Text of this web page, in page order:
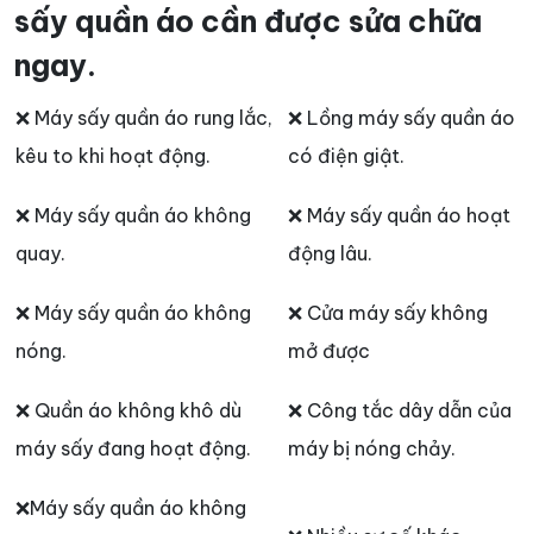
sấy quần áo cần được sửa chữa
ngay.
❌ Máy sấy quần áo rung lắc,
kêu to khi hoạt động.
❌ Lồng máy sấy quần áo
có điện giật.
❌ Máy sấy quần áo không
quay.
❌ Máy sấy quần áo hoạt
động lâu.
❌ Máy sấy quần áo không
nóng.
❌ Cửa máy sấy không
mở được
❌ Quần áo không khô dù
máy sấy đang hoạt động.
❌ Công tắc dây dẫn của
máy bị nóng chảy.
❌Máy sấy quần áo không